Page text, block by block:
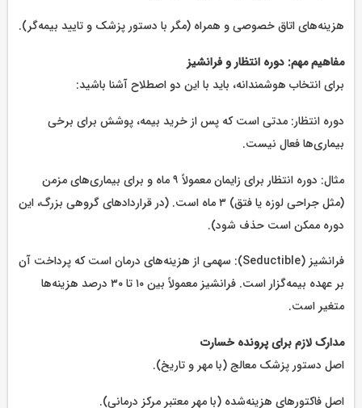
هزینه‌های اتاق خصوصی و همراه (مگر با دستور پزشک و تایید بیمه‌گر).
مفاهیم مهم: دوره انتظار و فرانشیز
برای انتخاب هوشمندانه، باید با این دو اصطلاح آشنا باشید:
دوره انتظار: مدتی است که پس از خرید بیمه، پوشش برای برخی
بیماری‌ها فعال نیست.
مثال: دوره انتظار برای زایمان معمولاً ۹ ماه و برای بیماری‌های مزمن
(مثل جراحی لوزه یا فتق) ۳ ماه است. (در قراردادهای گروهی بزرگ، این
دوره ممکن است حذف شود).
فرانشیز (Seductible): سهمی از هزینه‌های درمان است که پرداخت آن
بر عهده بیمه‌گزار است. فرانشیز معمولاً بین ۱۰ تا ۳۰ درصد هزینه‌ها
متغیر است.
مدارک لازم برای پرونده خسارت
اصل دستور پزشک معالج (با مهر و تاریخ).
اصل فاکتورهای هزینه‌شده (با مهر معتبر مرکز درمانی).